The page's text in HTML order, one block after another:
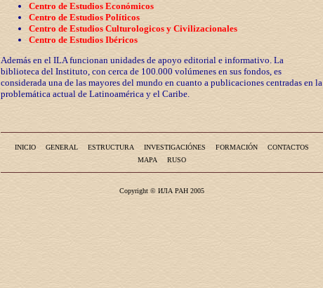
Centro de Estudios Económicos
Centro de Estudios Políticos
Centro de Estudios Culturologicos y Civilizacionales
Centro de Estudios Ibéricos
Además en el ILA funcionan unidades de apoyo editorial e informativo. La
biblioteca del Instituto, con cerca de 100.000 volúmenes en sus fondos, es
considerada una de las mayores del mundo en cuanto a publicaciones centradas en la
problemática actual de Latinoamérica y el Caribe.
INICIO GENERAL ESTRUCTURA INVESTIGACIÓNES FORMACIÓN
CONTACTOS
MAPA
RUSO
Copyright © ИЛА РАН 2005